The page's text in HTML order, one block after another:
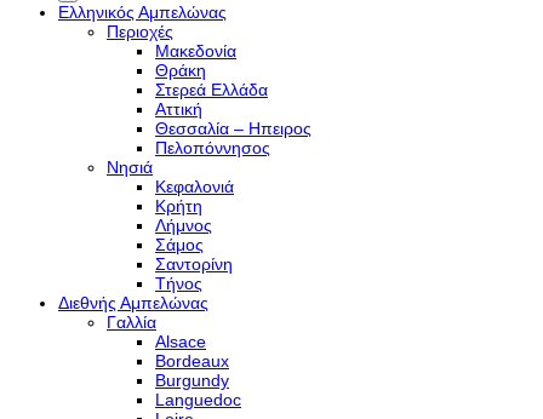
Ελληνικός Αμπελώνας
Περιοχές
Μακεδονία
Θράκη
Στερεά Ελλάδα
Αττική
Θεσσαλία – Hπειρος
Πελοπόννησος
Νησιά
Κεφαλονιά
Κρήτη
Λήμνος
Σάμος
Σαντορίνη
Τήνος
Διεθνής Αμπελώνας
Γαλλία
Alsace
Bordeaux
Burgundy
Languedoc